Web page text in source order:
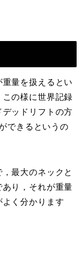
重量を扱えるとい
の様に世界記録
ッドリフトの方
できるというの
最大のネックと
り，それが重量
く分かります